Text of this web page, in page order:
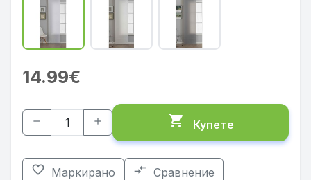
14.99€
remove add shopping_cart Купете
favorite_border Маркирано compare_arrows Сравнение